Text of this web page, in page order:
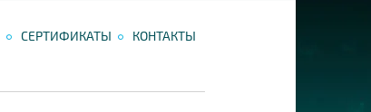
СЕРТИФИКАТЫ КОНТАКТЫ